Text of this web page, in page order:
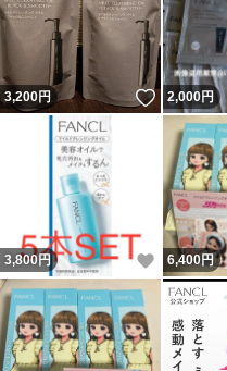
3,200円 いいね！
2,000円
3,800円 いいね！
6,400円